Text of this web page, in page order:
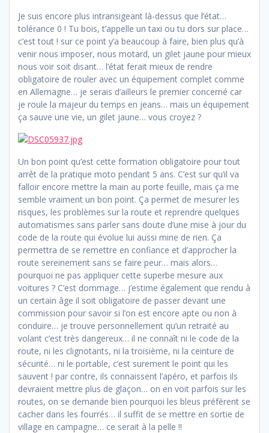
Je suis encore plus intransigeant là-dessus que l’état…
tolérance 0 ! Tu bois, t’appelle un taxi ou tu dors sur place…
c’est tout ! sur ce point y’a beaucoup à faire, bien plus qu’à
venir nous imposer, nous motard, un gilet jaune pour mieux
nous voir soit disant… l’état ferait mieux de rendre
obligatoire de rouler avec un équipement complet comme
en Allemagne… je serais d’ailleurs le premier concerné car
je roule la majeur du temps en jeans… mais un équipement
ça sauve une vie, un gilet jaune… vous croyez ?
Un bon point qu’est cette formation obligatoire pour tout
arrêt de la pratique moto pendant 5 ans. C’est sur qu’il va
falloir encore mettre la main au porte feuille, mais ça me
semble vraiment un bon point. Ça permet de mesurer les
risques, les problèmes sur la route et reprendre quelques
automatismes sans parler sans doute d’une mise à jour du
code de la route qui évolue lui aussi mine de rien. Ça
permettra de se remettre en confiance et d’approcher la
route sereinement sans se faire peur… mais alors…
pourquoi ne pas appliquer cette superbe mesure aux
voitures ? C’est dommage… j’estime également que rendu à
un certain âge il soit obligatoire de passer devant une
commission pour savoir si l’on est encore apte ou non à
conduire… je trouve personnellement qu’un retraité au
volant c’est très dangereux… il ne connaît ni le code de la
route, ni les clignotants, ni la troisième, ni la ceinture de
sécurité… ni le portable, c’est surement le point qui les
sauvent ! par contre, ils connaissent l’apéro, et parfois ils
devraient mettre plus de glaçon… on en voit parfois sur les
routes, on se demande bien pourquoi les bleus préfèrent se
cacher dans les fourrés… il suffit de se mettre en sortie de
village en campagne… ce serait à la pelle !!